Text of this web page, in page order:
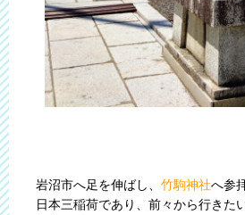
岩沼市へ足を伸ばし、 竹駒神社へ参
日本三稲荷であり、前々から行きた